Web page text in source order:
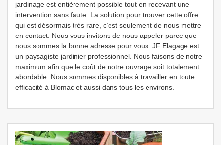
jardinage est entièrement possible tout en recevant une
intervention sans faute. La solution pour trouver cette offre
qui est désormais très rare, c’est seulement de nous mettre
en contact. Nous vous invitons de nous appeler parce que
nous sommes la bonne adresse pour vous. JF Elagage est
un paysagiste jardinier professionnel. Nous faisons de notre
maximum afin que le coût de notre ouvrage soit totalement
abordable. Nous sommes disponibles à travailler en toute
efficacité à Blomac et aussi dans tous les environs.